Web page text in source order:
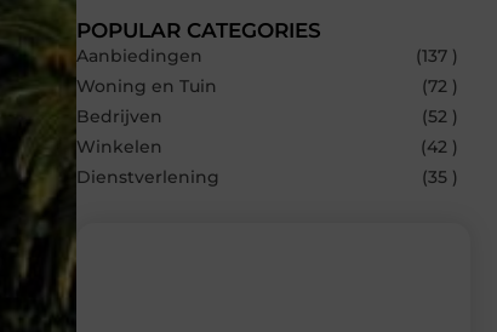
POPULAR CATEGORIES
Aanbiedingen
(137 )
Woning en Tuin
(72 )
Bedrijven
(52 )
Winkelen
(42 )
Dienstverlening
(35 )